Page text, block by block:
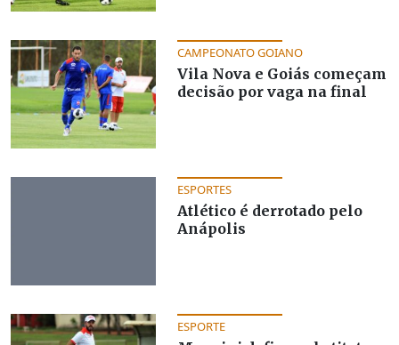
CAMPEONATO GOIANO
Vila Nova e Goiás começam
decisão por vaga na final
ESPORTES
Atlético é derrotado pelo
Anápolis
ESPORTE